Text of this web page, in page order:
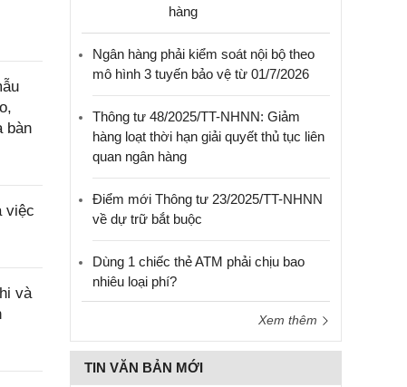
bàn
việc
và
hàng
Ngân hàng phải kiểm soát nội bộ theo
mô hình 3 tuyến bảo vệ từ 01/7/2026
Thông tư 48/2025/TT-NHNN: Giảm
hàng loạt thời hạn giải quyết thủ tục liên
quan ngân hàng
Điểm mới Thông tư 23/2025/TT-NHNN
về dự trữ bắt buộc
Dùng 1 chiếc thẻ ATM phải chịu bao
nhiêu loại phí?
Xem thêm
TIN VĂN BẢN MỚI